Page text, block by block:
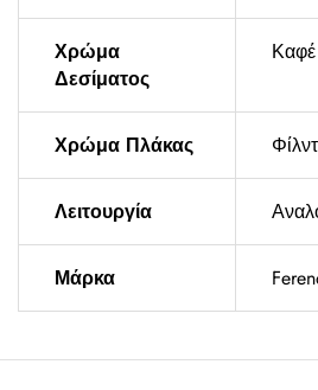
Χρώμα
Δεσίματος
Καφέ
Χρώμα Πλάκας
Λειτουργία
Μάρκα